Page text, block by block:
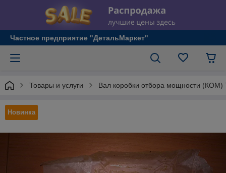
Частное предприятие "ДетальМаркет"
Товары и услуги Вал коробки отбора мощности (КОМ)
Новинка